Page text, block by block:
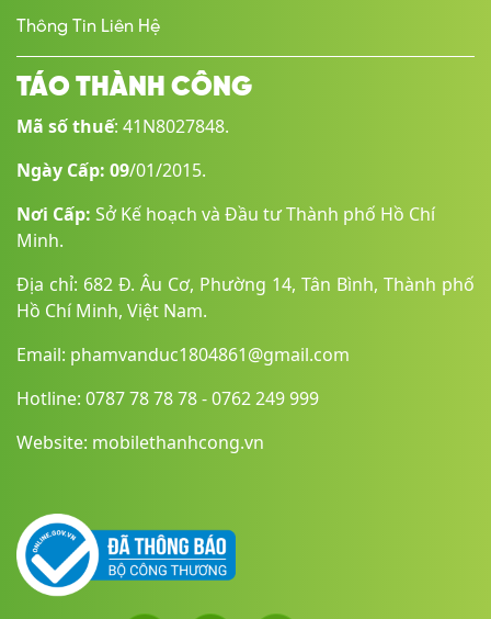
Thông Tin Liên Hệ
TÁO THÀNH CÔNG
Mã số thuế: 41N8027848.
Ngày Cấp: 09/01/2015.
Nơi Cấp: Sở Kế hoạch và Đầu tư Thành phố Hồ Chí
Minh.
Địa chỉ: 682 Đ. Âu Cơ, Phường 14, Tân Bình, Thành phố
Hồ Chí Minh, Việt Nam.
Email: phamvanduc1804861@gmail.com
Hotline: 0787 78 78 78 - 0762 249 999
Website: mobilethanhcong.vn